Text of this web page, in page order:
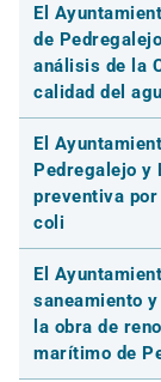
El
de
análisis de la
calidad del
El
Pedregalejo y
preventiva
coli
El
saneamiento
la obra de
marítimo de